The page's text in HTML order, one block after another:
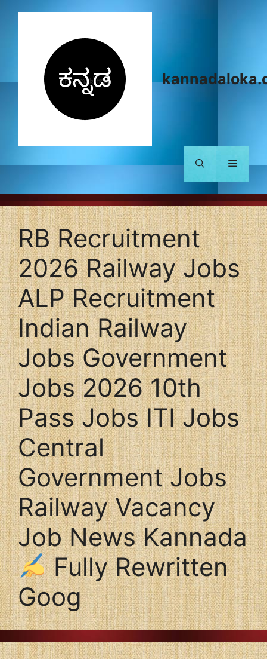
Menu
RB Recruitment
2026 Railway Jobs
ALP Recruitment
Indian Railway
Jobs Government
Jobs 2026 10th
Pass Jobs ITI Jobs
Central
Government Jobs
Railway Vacancy
Job News Kannada
Fully Rewritten
Goog